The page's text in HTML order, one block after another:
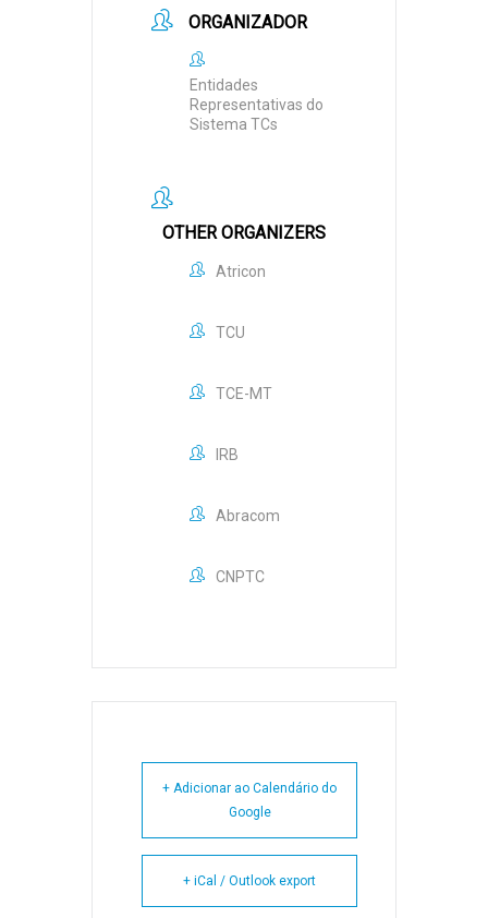
ORGANIZADOR
Entidades
Representativas do
Sistema TCs
OTHER ORGANIZERS
Atricon
TCU
TCE-MT
IRB
Abracom
CNPTC
+ Adicionar ao Calendário do
Google
+ iCal / Outlook export